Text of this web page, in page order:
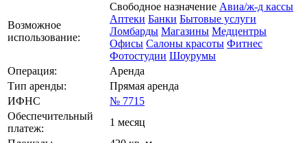
Возможное
использование:
Свободное назначение Авиа/ж-д кассы
Аптеки Банки Бытовые услуги
Ломбарды Магазины Медцентры
Офисы Салоны красоты Фитнес
Фотостудии Шоурумы
Операция:
Аренда
Тип аренды:
Прямая аренда
ИФНС
№ 7715
Обеспечительный
платеж:
1 месяц